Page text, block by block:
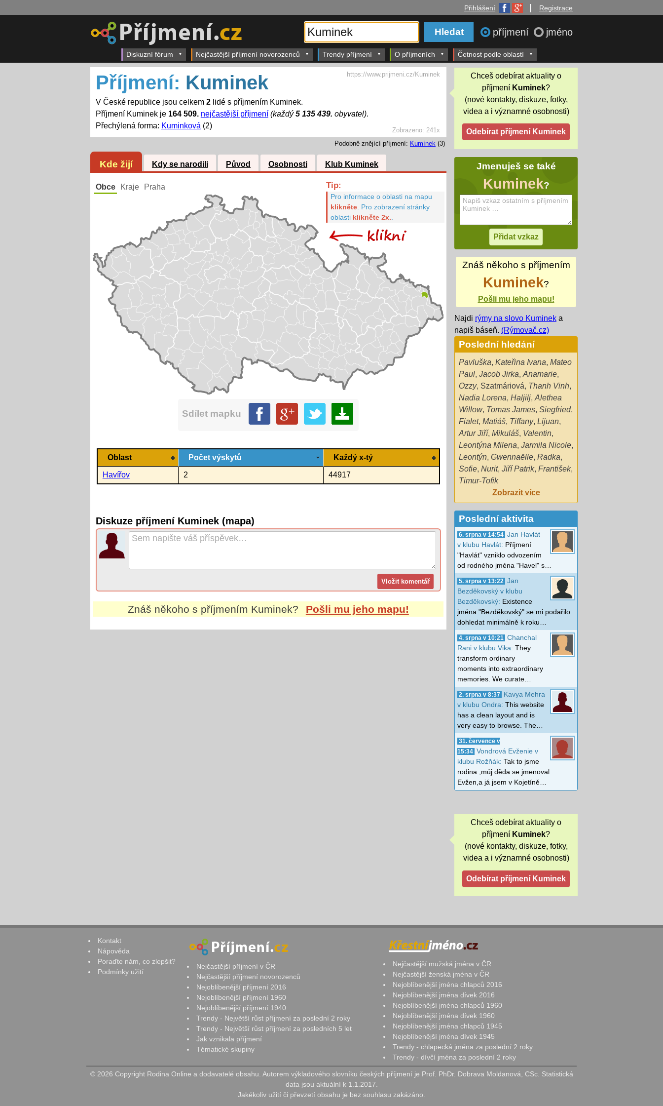
Přihlášení Registrace
příjmení jméno
Diskuzní fórum Nejčastější příjmení novorozenců Trendy příjmení O příjmeních Četnost podle oblastí
Zobrazeno:241x
Příjmení: Kuminek
V České republice jsou celkem 2lidé s příjmením Kuminek.
Příjmení Kuminek je 164 509. nejčastější příjmení (každý5 135 439. obyvatel).
Přechýlená forma: Kuminková (2)
https://www.prijmeni.cz/Kuminek
Podobně znějící příjmení: Kumínek (3)
Kde žijí Kdy se narodili Původ Osobnosti Klub Kuminek
Obce Kraje Praha Tip:
Pro informace o oblasti na mapu
klikněte. Pro zobrazení stránky
oblasti klikněte 2x.
Sdílet mapku
Oblast Počet výskytů Každý x-tý
Havířov 2 44917
Diskuze příjmení Kuminek (mapa)
Znáš někoho s příjmením Kuminek? Pošli mu jeho mapu!
Chceš odebírat aktuality o
příjmení Kuminek?
(nové kontakty, diskuze, fotky,
videa a i významné osobnosti)
Jmenuješ se také
Kuminek?
Znáš někoho s příjmením
Kuminek?
Pošli mu jeho mapu!
Najdi rýmy na slovo Kuminek a
napiš báseň. (Rýmovač.cz)
Poslední hledání
Pavluška, Kateřina Ivana, Mateo
Paul, Jacob Jirka, Anamarie,
Ozzy, Szatmáriová, Thanh Vinh,
Nadia Lorena, Haljilj, Alethea
Willow, Tomas James, Siegfried,
Fialet, Matiáš, Tiffany, Lijuan,
Artur Jiří, Mikuláš, Valentin,
Leontýna Milena, Jarmila Nicole,
Leontýn, Gwennaëlle, Radka,
Sofie, Nurit, Jiří Patrik, František,
Timur-Tofik
Zobrazit více
Poslední aktivita
6. srpna v 14:54 Jan Havlát
v klubu Havlát: Příjmení
"Havlát" vzniklo odvozením
od rodného jména "Havel" s…
5. srpna v 13:22
Jan
Bezděkovský v klubu
Bezděkovský: Existence
jména "Bezděkovský" se mi podařilo
dohledat minimálně k roku…
4. srpna v 10:21
Chanchal
Rani v klubu Vika: They
transform ordinary
moments into extraordinary
memories. We curate…
2. srpna v 8:37
Kavya Mehra
v klubu Ondra: This website
has a clean layout and is
very easy to browse. The…
31. července v
15:34 Vondrová Evženie v
klubu Rožňák: Tak to jsme
rodina ,můj děda se jmenoval
Evžen,a já jsem v Kojetíně…
Chceš odebírat aktuality o
příjmení Kuminek?
(nové kontakty, diskuze, fotky,
videa a i významné osobnosti)
Kontakt
Nápověda
Poraďte nám, co zlepšit?
Podmínky užití
Nejčastější příjmení v ČR
Nejčastější příjmení novorozenců
Nejoblíbenější příjmení 2016
Nejoblíbenější příjmení 1960
Nejoblíbenější příjmení 1940
Trendy - Největší růst příjmení za poslední 2 roky
Trendy - Největší růst příjmení za posledních 5 let
Jak vznikala příjmení
Tématické skupiny
Nejčastější mužská jména v ČR
Nejčastější ženská jména v ČR
Nejoblíbenější jména chlapců 2016
Nejoblíbenější jména dívek 2016
Nejoblíbenější jména chlapců 1960
Nejoblíbenější jména dívek 1960
Nejoblíbenější jména chlapců 1945
Nejoblíbenější jména dívek 1945
Trendy - chlapecká jména za poslední 2 roky
Trendy - dívčí jména za poslední 2 roky
© 2026 Copyright Rodina Online a dodavatelé obsahu. Autorem výkladového slovníku českých příjmení je Prof. PhDr. Dobrava Moldanová, CSc. Statistická
data jsou aktuální k 1.1.2017.
Jakékoliv užití či převzetí obsahu je bez souhlasu zakázáno.